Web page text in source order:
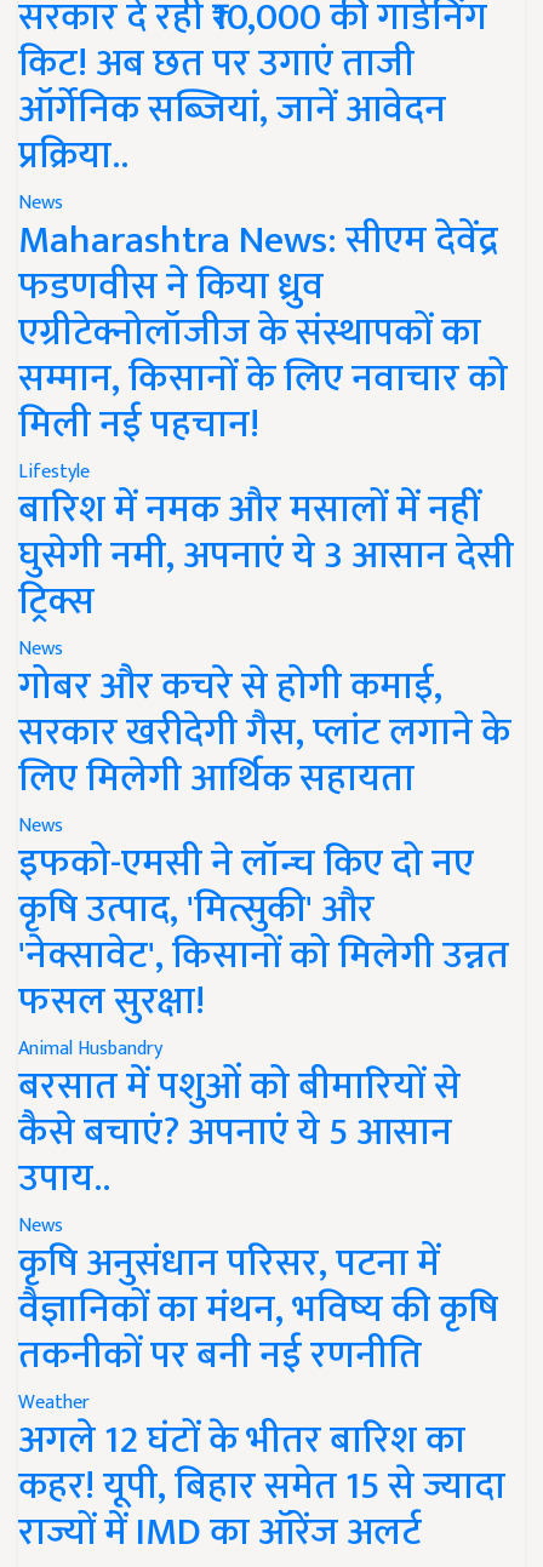
सरकार दे रही ₹10,000 की गार्डनिंग
किट! अब छत पर उगाएं ताजी
ऑर्गेनिक सब्जियां, जानें आवेदन
प्रक्रिया..
News
Maharashtra News: सीएम देवेंद्र
फडणवीस ने किया ध्रुव
एग्रीटेक्नोलॉजीज के संस्थापकों का
सम्मान, किसानों के लिए नवाचार को
मिली नई पहचान!
Lifestyle
बारिश में नमक और मसालों में नहीं
घुसेगी नमी, अपनाएं ये 3 आसान देसी
ट्रिक्स
News
गोबर और कचरे से होगी कमाई,
सरकार खरीदेगी गैस, प्लांट लगाने के
लिए मिलेगी आर्थिक सहायता
News
इफको-एमसी ने लॉन्च किए दो नए
कृषि उत्पाद, 'मित्सुकी' और
'नेक्सावेट', किसानों को मिलेगी उन्नत
फसल सुरक्षा!
Animal Husbandry
बरसात में पशुओं को बीमारियों से
कैसे बचाएं? अपनाएं ये 5 आसान
उपाय..
News
कृषि अनुसंधान परिसर, पटना में
वैज्ञानिकों का मंथन, भविष्य की कृषि
तकनीकों पर बनी नई रणनीति
Weather
अगले 12 घंटों के भीतर बारिश का
कहर! यूपी, बिहार समेत 15 से ज्यादा
राज्यों में IMD का ऑरेंज अलर्ट